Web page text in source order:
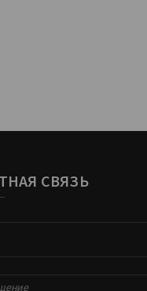
СВЯЗЬ